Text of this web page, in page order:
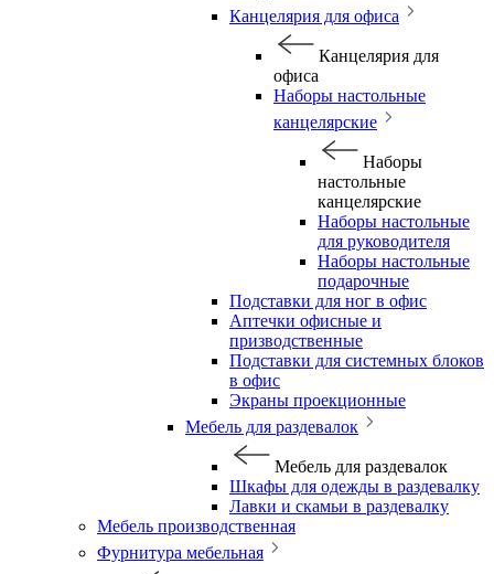
Канцелярия для офиса
Канцелярия для
офиса
Наборы настольные
канцелярские
Наборы
настольные
канцелярские
Наборы настольные
для руководителя
Наборы настольные
подарочные
Подставки для ног в офис
Аптечки офисные и
призводственные
Подставки для системных блоков
в офис
Экраны проекционные
Мебель для раздевалок
Мебель для раздевалок
Шкафы для одежды в раздевалку
Лавки и скамьи в раздевалку
Мебель производственная
Фурнитура мебельная